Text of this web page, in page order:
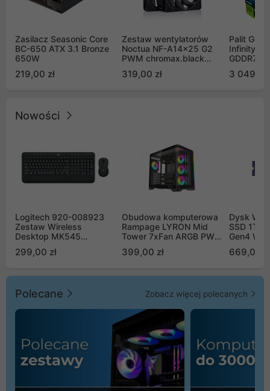
Zasilacz Seasonic Core
BC-650 ATX 3.1 Bronze
650W
219,00 zł
Zestaw wentylatorów
Noctua NF-A14x25 G2
PWM chromax.black
Push Pull (2szt)
319,00 zł
Palit
Infinity 3
GDDR7
GB2050S)
3 049,00
Nowości
Logitech 920-008923
Zestaw Wireless
Desktop MK545
299,00 zł
Obudowa komputerowa
Rampage LYRON Mid
Tower 7xFan ARGB PWM
399,00 zł
Dysk WD
SSD 1TB
Gen4
669,00
Polecane Zobacz więcej polecanych